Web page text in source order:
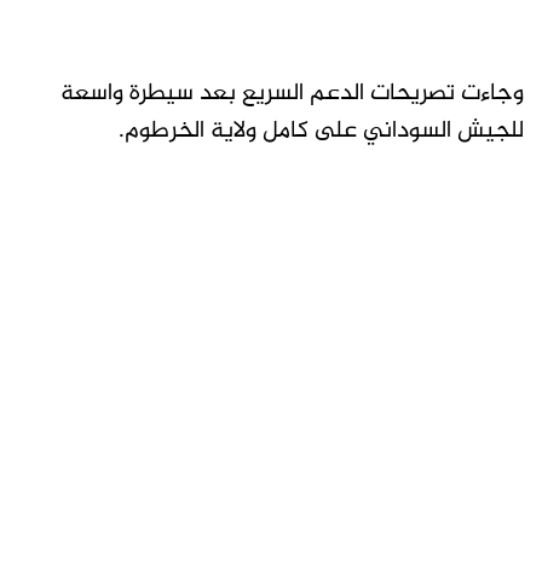
وجاءت تصريحات الدعم السريع بعد سيطرة واسعة
للجيش السوداني على كامل ولاية الخرطوم.